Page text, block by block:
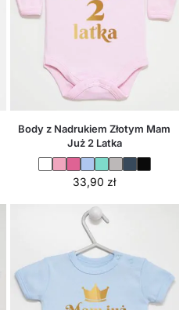
Body z Nadrukiem Złotym Mam
Już 2 Latka
33,90 zł